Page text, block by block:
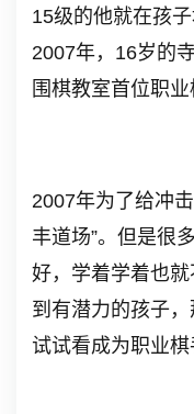
15级的他就在孩
2007年，16岁的
围棋教室首位职业
2007年为了给冲
丰道场”。但是很
好，学着学着也
到有潜力的孩子
试试看成为职业棋